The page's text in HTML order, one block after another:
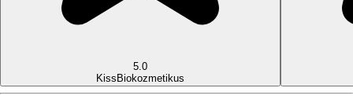
5.0
KissBiokozmetikus